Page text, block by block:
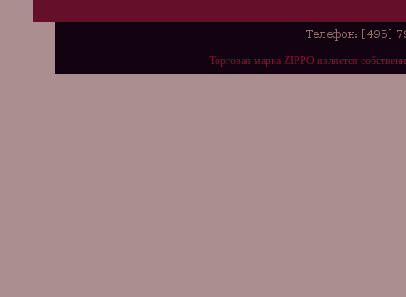
Торговая марка ZIPPO является